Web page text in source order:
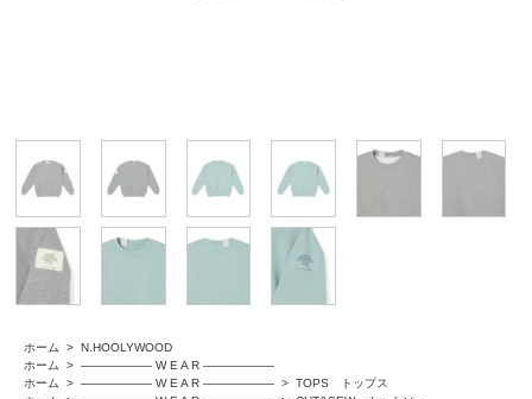
ホーム > N.HOOLYWOOD
ホーム
> ―――――― W E A R ――――――
ホーム
> ―――――― W E A R ―――――― > TOPS トップス